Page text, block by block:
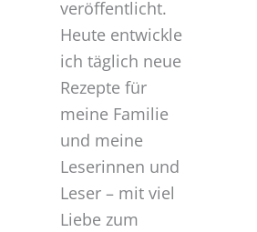
veröffentlicht.
Heute entwickle
ich täglich neue
Rezepte für
meine Familie
und meine
Leserinnen und
Leser – mit viel
Liebe zum